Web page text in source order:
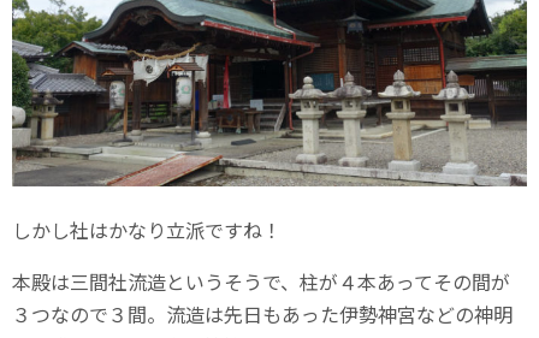
しかし社はかなり立派ですね！
本殿は三間社流造というそうで、柱が４本あってその間が
３つなので３間。流造は先日もあった伊勢神宮などの神明